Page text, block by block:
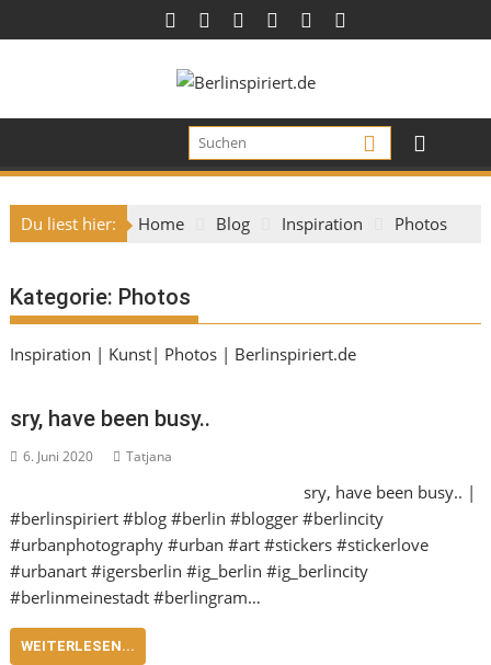
to
Du liest hier: Home Blog Inspiration Photos
Kategorie: Photos
Inspiration | Kunst| Photos | Berlinspiriert.de
sry, have been busy..
6. Juni 2020 Tatjana
sry, have been busy.. |
#berlinspiriert #blog #berlin #blogger #berlincity
#urbanphotography #urban #art #stickers #stickerlove
#urbanart #igersberlin #ig_berlin #ig_berlincity
#berlinmeinestadt #berlingram…
WEITERLESEN...